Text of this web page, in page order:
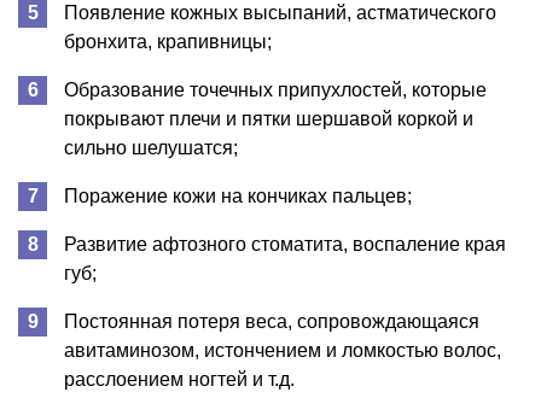
Появление кожных высыпаний, астматического
бронхита, крапивницы;
Образование точечных припухлостей, которые
покрывают плечи и пятки шершавой коркой и
сильно шелушатся;
Поражение кожи на кончиках пальцев;
Развитие афтозного стоматита, воспаление края
губ;
Постоянная потеря веса, сопровождающаяся
авитаминозом, истончением и ломкостью волос,
расслоением ногтей и т.д.